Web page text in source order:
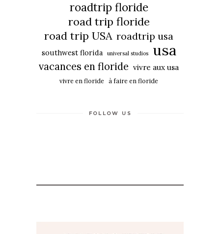
roadtrip floride
road trip floride
road trip USA roadtrip usa
southwest florida universal studios usa
vacances en floride vivre aux usa
vivre en floride à faire en floride
FOLLOW US